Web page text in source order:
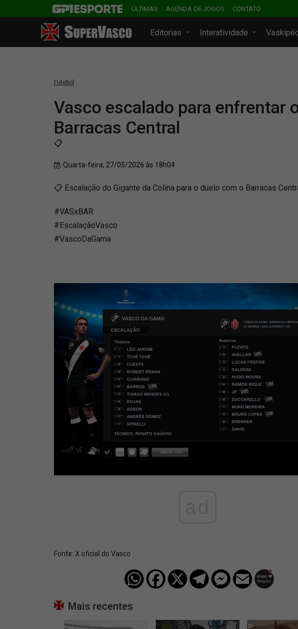
ÚLTIMAS AGENDA DE JOGOS CONTATO
Editorias Interatividade
Futebol
Vasco escalado para enfrentar
Barracas Central
📋
Quarta-feira, 27/05/2026 às 18h04
📋 Escalação do Gigante da Colina para o duelo com o Barracas
#VASxBAR
#EscalaçãoVasco
#VascoDaGama
Fonte: X oficial do Vasco
Mais recentes